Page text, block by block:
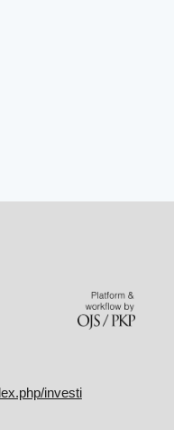
investi